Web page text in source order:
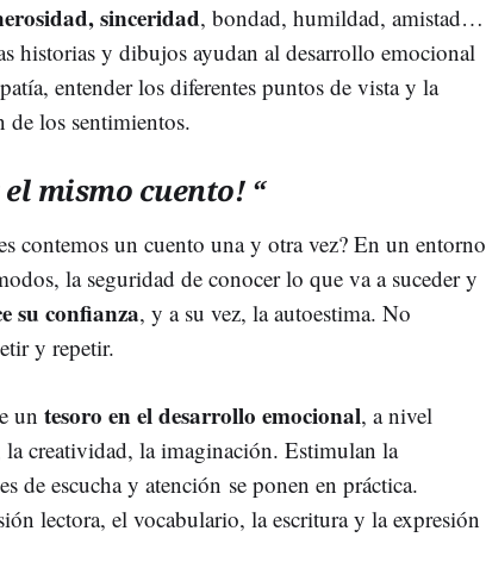
sinceridad, bondad, humildad, amistad…
historias y dibujos ayudan al desarrollo emocional
entender los diferentes puntos de vista y la
los sentimientos.
mismo cuento! “
contemos un cuento una y otra vez? En un entorno
la seguridad de conocer lo que va a suceder y
su confianza, y a su vez, la autoestima. No
y repetir.
un tesoro en el desarrollo emocional, a nivel
creatividad, la imaginación. Estimulan la
de escucha y atención se ponen en práctica.
lectora, el vocabulario, la escritura y la expresión